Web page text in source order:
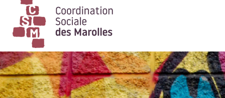
Main Navigation